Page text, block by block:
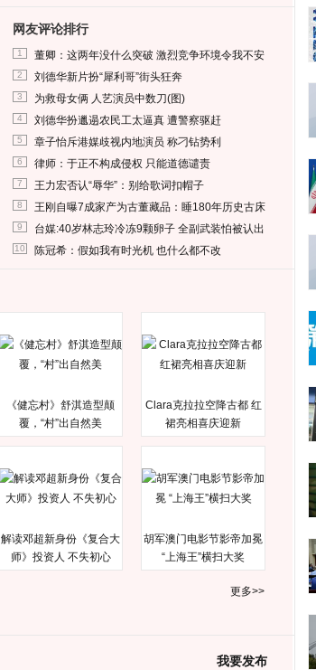
网友评论排行
1 董卿：这两年没什么突破 激烈竞争环境令我不安
2 刘德华新片扮“犀利哥”街头狂奔
3 为救母女俩 人艺演员中数刀(图)
4 刘德华扮邋遢农民工太逼真 遭警察驱赶
5 章子怡斥港媒歧视内地演员 称刁钻势利
6 律师：于正不构成侵权 只能道德谴责
7 王力宏否认“辱华”：别给歌词扣帽子
8 王刚自曝7成家产为古董藏品：睡180年历史古床
9 台媒:40岁林志玲冷冻9颗卵子 全副武装怕被认出
10 陈冠希：假如我有时光机 也什么都不改
《健忘村》舒淇造型颠
覆，“村”出自然美
Clara克拉拉空降古都 红
裙亮相喜庆迎新
解读邓超新身份《复合大
师》投资人 不失初心
胡军澳门电影节影帝加冕
“上海王”横扫大奖
更多>>
我要发布